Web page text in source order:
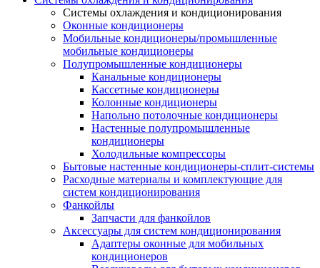
Системы охлаждения и кондиционирования
Оконные кондиционеры
Мобильные кондиционеры/промышленные
мобильные кондиционеры
Полупромышленные кондиционеры
Канальные кондиционеры
Кассетные кондиционеры
Колонные кондиционеры
Напольно потолочные кондиционеры
Настенные полупромышленные
кондиционеры
Холодильные компрессоры
Бытовые настенные кондиционеры-сплит-системы
Расходные материалы и комплектующие для
систем кондиционирования
Фанкойлы
Запчасти для фанкойлов
Аксессуары для систем кондиционирования
Адаптеры оконные для мобильных
кондиционеров